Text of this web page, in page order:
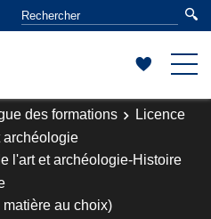
des formations
Licence
archéologie
l'art et archéologie-Histoire
au choix)